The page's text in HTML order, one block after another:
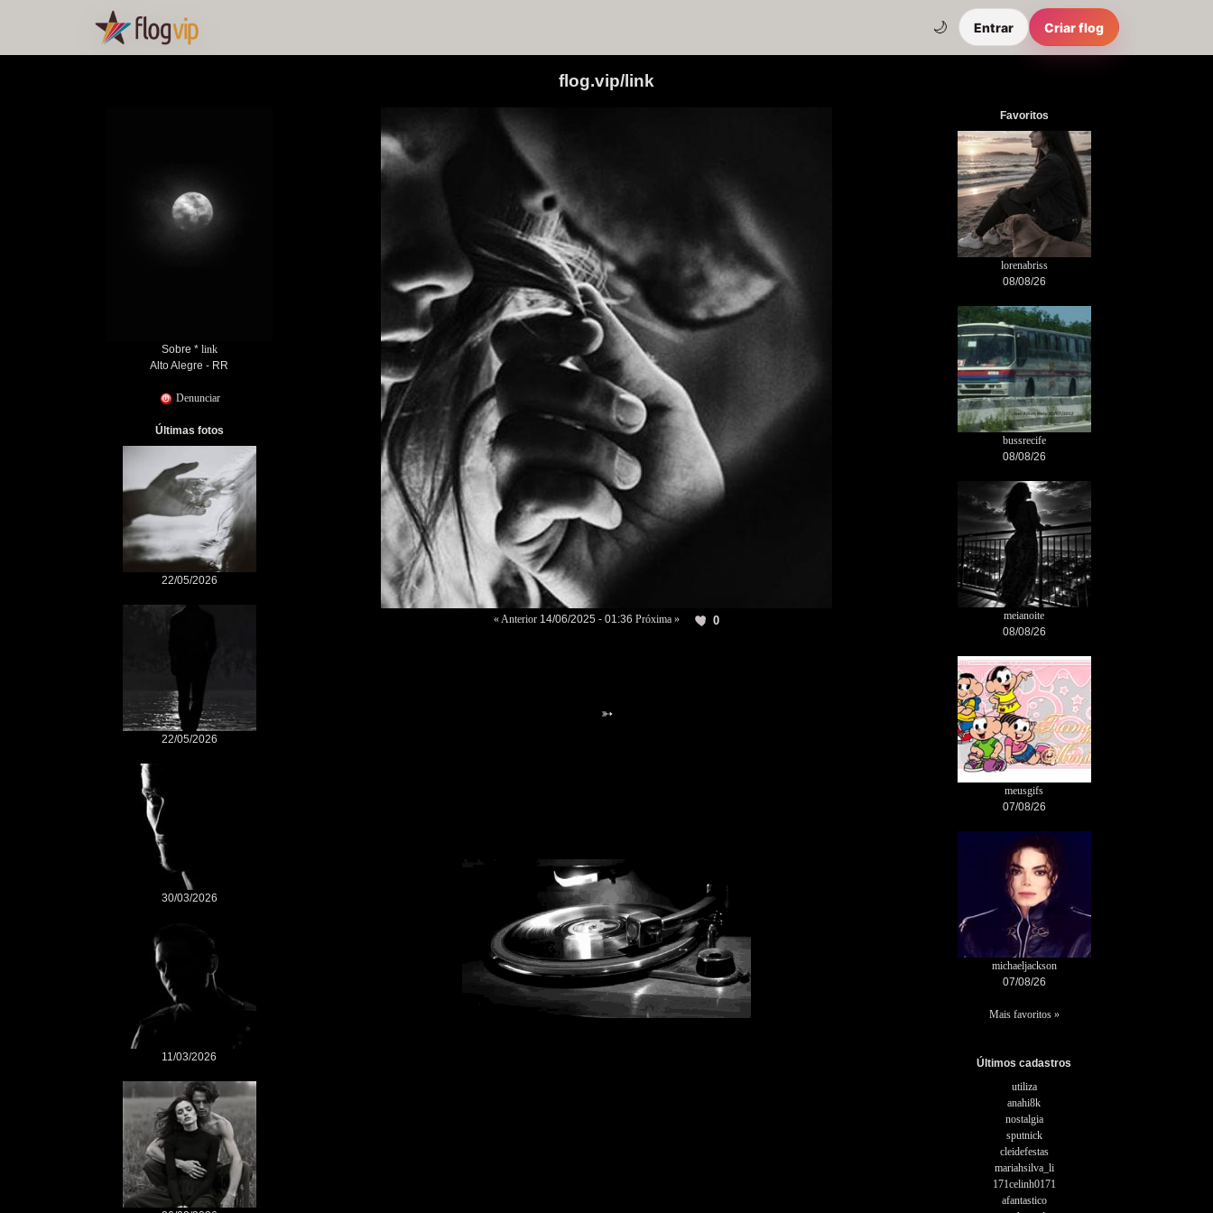
🌙 Entrar Criar flog
flog.vip/link
« Anterior 14/06/2025 - 01:36 Próxima » 0
➳
Sobre * link
Alto Alegre - RR
Denunciar
Últimas fotos
22/05/2026
22/05/2026
30/03/2026
11/03/2026
Favoritos
lorenabriss
08/08/26
bussrecife
08/08/26
meianoite
08/08/26
meusgifs
07/08/26
michaeljackson
07/08/26
Mais favoritos »
Últimos cadastros
utiliza
anahi8k
nostalgia
sputnick
cleidefestas
mariahsilva_li
171celinh0171
afantastico